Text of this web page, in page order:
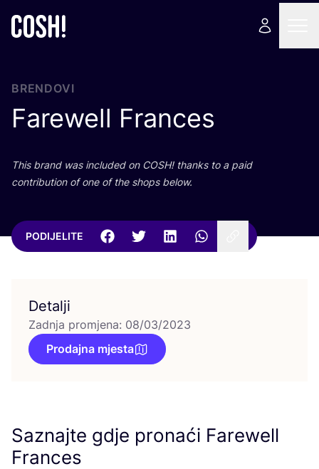
BRENDOVI
Farewell Frances
This brand was inclu­ded on COSH! than­ks to a paid
con­tri­bu­ti­on of one of the shops below.
PODIJELITE
Detalji
Zadnja promjena: 08/03/2023
Prodajna mjesta
Saznajte gdje pronaći Farewell
Frances